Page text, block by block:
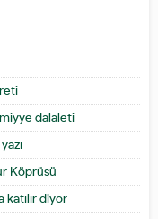
dalaleti
Köprüsü
diyor